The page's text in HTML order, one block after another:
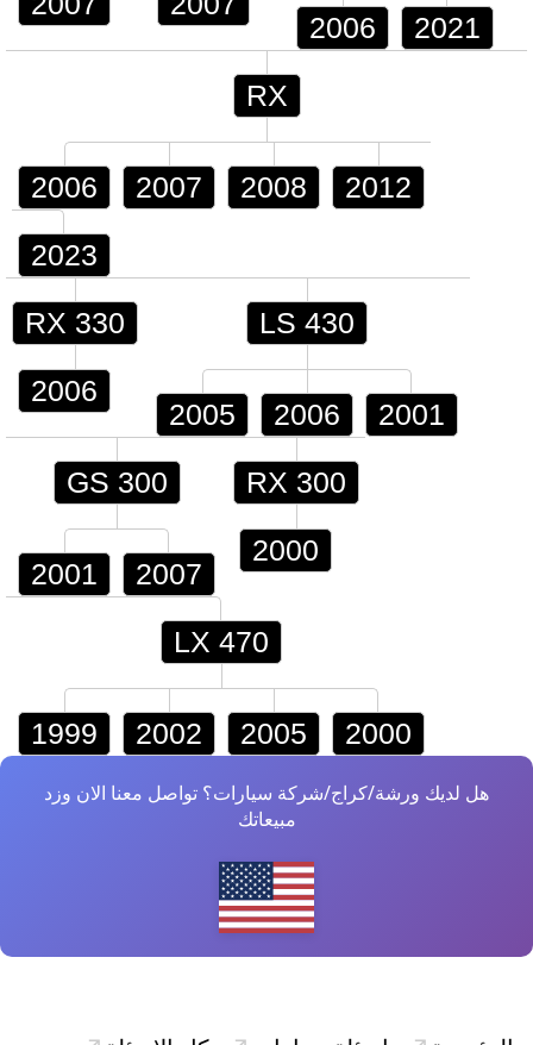
2006 2021
RX
2006 2007 2008 2012
2023
RX 330
2006
LS 430
2005 2006 2001
GS 300
2001 2007
RX 300
2000
LX 470
1999 2002 2005 2000
هل لديك ورشة/كراج/شركة سيارات؟ تواصل معنا الان وزد
مبيعاتك